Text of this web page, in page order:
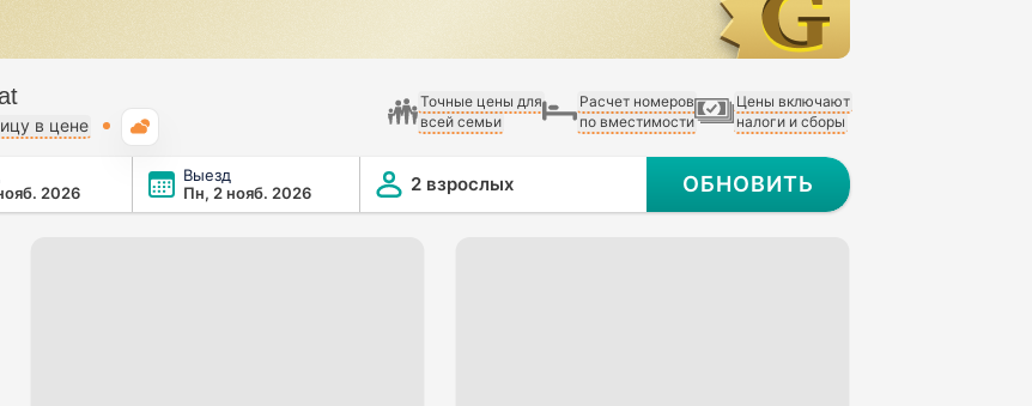
в цене
Точные цены для
всей семьи
Расчет номеров
по вместимости
Цены включают
налоги и сборы
2026
Выезд
Пн, 2 нояб. 2026
2 взрослых ОБНОВИТЬ